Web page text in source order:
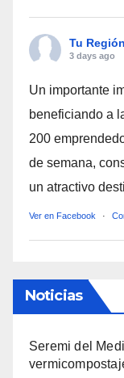
Tu
3 days ago
Un importante
beneficiando a
200
de semana,
un atractivo
Ver en Facebook ·
Noticias
Seremi del